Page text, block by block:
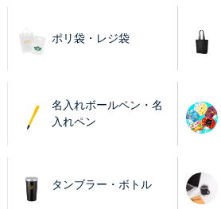
ポリ袋・レジ袋
名入れボールペン・名
入れペン
タンブラー・ボトル